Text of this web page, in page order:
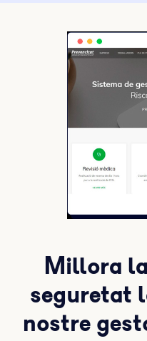
Millora
seguretat
nostre